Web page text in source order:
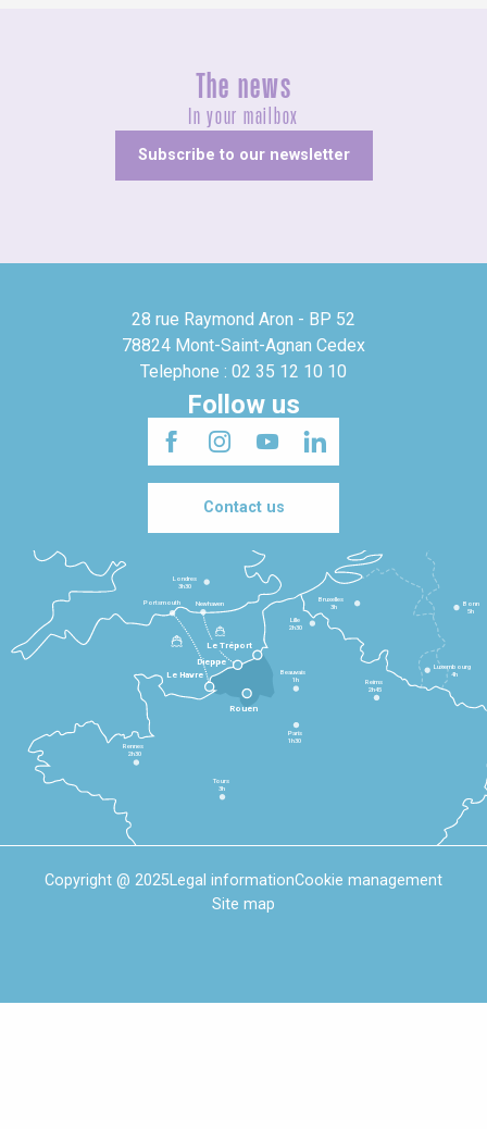
The news
In your mailbox
Subscribe to our newsletter
28 rue Raymond Aron - BP 52
78824 Mont-Saint-Agnan Cedex
Telephone : 02 35 12 10 10
Follow us
Contact us
Le Havre
Dieppe
Le Tréport
Rennes
2h30
Tours
3h
Paris
1h30
Beauvais
1h
Reims
2h45
Lille
2h30
Bruxelles
3h
Londres
3h30
Newhaven
Portsmouth
Bonn
5h
Luxembourg
4h
Rouen
Copyright @ 2025Legal informationCookie management
Site map